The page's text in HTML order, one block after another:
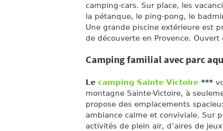
camping-cars. Sur place, les
la pétanque, le ping-pong, le
Une grande piscine extérieure est
de découverte en Provence.
Camping familial avec parc
Le camping Sainte Victoire ***
montagne Sainte-Victoire, à
propose des emplacements
ambiance calme et conviviale. Sur
activités de plein air, d’aires de